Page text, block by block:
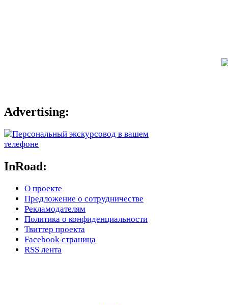
Advertising:
InRoad:
О проекте
Предложение о сотрудничестве
Рекламодателям
Политика о конфиденциальности
Твиттер проекта
Facebook страница
RSS лента